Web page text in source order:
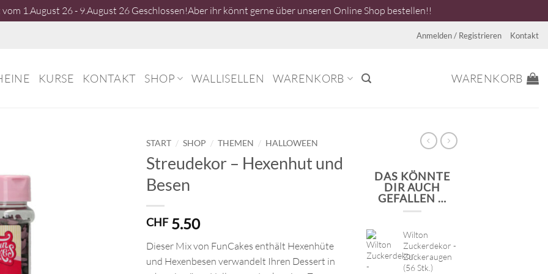
1.August 26 - 9.August 26 Geschlossen!Aber ihr könnt gerne über unseren Online Shop bestellen!!
Anmelden / Registrieren Kontakt
KURSE KONTAKT SHOP WALLISELLEN WARENKORB WARENKORB
START / SHOP / THEMEN / HALLOWEEN
Streudekor – Hexenhut und
Besen
CHF5.50
Dieser Mix von FunCakes enthält Hexenhüte
und Hexenbesen verwandelt Ihren Dessert in
DAS KÖNNTE
DIR AUCH
GEFALLEN …
Wilton
Zuckerdekor -
Zuckeraugen
(56 Stk.)